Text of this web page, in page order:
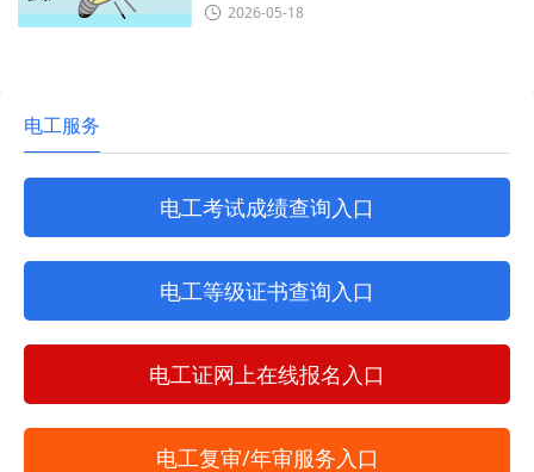
2026-05-18
电工服务
电工考试成绩查询入口
电工等级证书查询入口
电工证网上在线报名入口
电工复审/年审服务入口